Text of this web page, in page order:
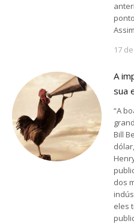
17
A
sua
“A
Bill
dos
eles